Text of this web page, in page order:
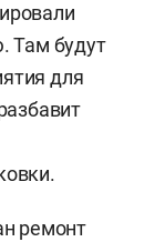
Там будут
для
ремонт